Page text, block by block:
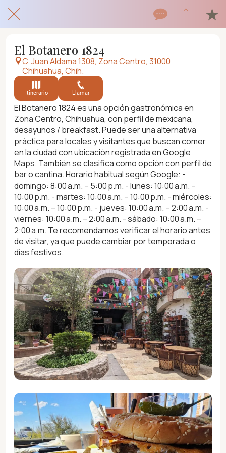
El Botanero 1824
C. Juan Aldama 1308, Zona Centro, 31000
Chihuahua, Chih.
Itinerario Llamar
El Botanero 1824 es una opción gastronómica en
Zona Centro, Chihuahua, con perfil de mexicana,
desayunos / breakfast. Puede ser una alternativa
práctica para locales y visitantes que buscan comer
en la ciudad con ubicación registrada en Google
Maps. También se clasifica como opción con perfil de
bar o cantina. Horario habitual según Google: -
domingo: 8:00 a.m. – 5:00 p.m. - lunes: 10:00 a.m. –
10:00 p.m. - martes: 10:00 a.m. – 10:00 p.m. - miércoles:
10:00 a.m. – 10:00 p.m. - jueves: 10:00 a.m. – 2:00 a.m. -
viernes: 10:00 a.m. – 2:00 a.m. - sábado: 10:00 a.m. –
2:00 a.m. Te recomendamos verificar el horario antes
de visitar, ya que puede cambiar por temporada o
días festivos.